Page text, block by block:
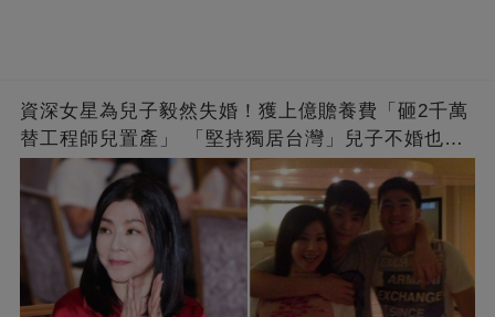
資深女星為兒子毅然失婚！獲上億贍養費「砸2千萬
替工程師兒置產」 「堅持獨居台灣」兒子不婚也支